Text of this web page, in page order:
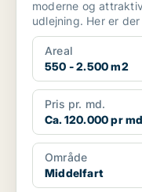
moderne og
udlejning. Her er
2.500m2 kombin...
Areal
550 - 2.500 m2
Pris pr. md.
Ca. 120.000 pr md
Område
Middelfart